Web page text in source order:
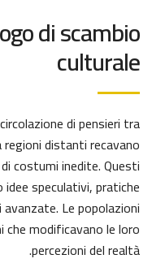
di scambio
culturale
di pensieri tra
distanti recavano
costumi inedite. Questi
speculativi, pratiche
Le popolazioni
modificavano le loro
percezioni del realtà.